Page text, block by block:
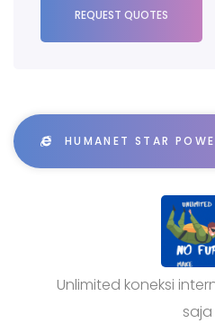
REQUEST QUOTES
HUMANET STAR
Unlimited koneksi
saja